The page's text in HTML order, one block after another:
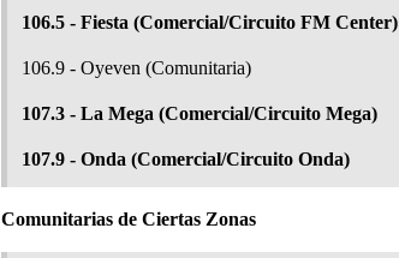
106.5 - Fiesta (Comercial/Circuito FM Center)
106.9 - Oyeven (Comunitaria)
107.3 - La Mega (Comercial/Circuito Mega)
107.9 - Onda (Comercial/Circuito Onda)
Comunitarias de Ciertas Zonas